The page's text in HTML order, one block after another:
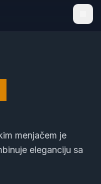
menjačem je
eleganciju sa